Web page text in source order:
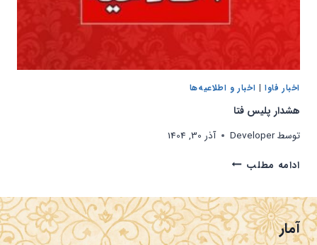
اخبار فاوا| اخبار و اطلاعیه‌ها
هشدار پلیس فتا
توسطDeveloper
آذر 30, 1404
ادامه مطلبهشدار
آمار